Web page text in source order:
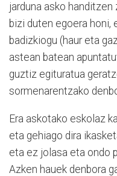
jarduna asko
bizi duten egoera honi,
badizkiogu (haur eta
astean batean
guztiz egituratua
sormenarentzako
Era askotako eskolaz
eta gehiago dira
eta ez jolasa eta ondo
Azken hauek denbora